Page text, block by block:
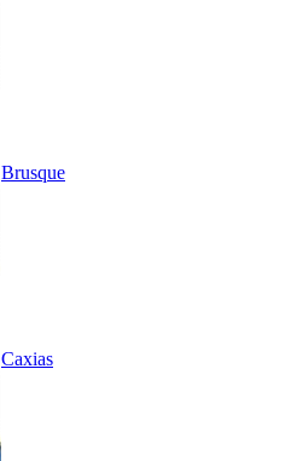
Brusque
Caxias